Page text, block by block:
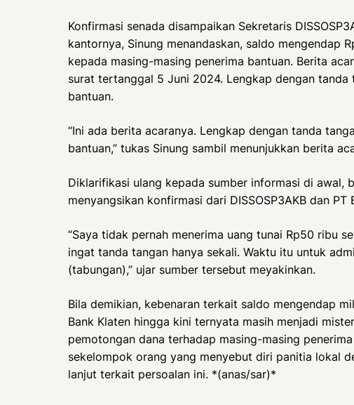
Konfirmasi senada disampaikan Sekretaris
kantornya, Sinung menandaskan, saldo mengendap
kepada masing-masing penerima bantuan. Berita
surat tertanggal 5 Juni 2024. Lengkap dengan tanda
bantuan.
“Ini ada berita acaranya. Lengkap dengan tanda
bantuan,” tukas Sinung sambil menunjukkan berita
Diklarifikasi ulang kepada sumber informasi di awal,
menyangsikan konfirmasi dari DISSOSP3AKB dan PT
“Saya tidak pernah menerima uang tunai Rp50 ribu
ingat tanda tangan hanya sekali. Waktu itu untuk
(tabungan),” ujar sumber tersebut meyakinkan.
Bila demikian, kebenaran terkait saldo mengendap
Bank Klaten hingga kini ternyata masih menjadi
pemotongan dana terhadap masing-masing
sekelompok orang yang menyebut diri panitia lokal
lanjut terkait persoalan ini. *(anas/sar)*